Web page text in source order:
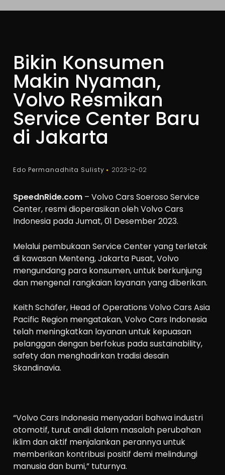
Bikin Konsumen
Makin Nyaman,
Volvo Resmikan
Service Center Baru
di Jakarta
Edo Permanadhita Sulisty 2023-12-02
SpeednRide.com – Volvo Cars Soeroso Service
Center, resmi dioperasikan oleh Volvo Cars
Indonesia pada Jumat, 01 Desember 2023.
Melalui pembukaan Service Center yang terletak
di kawasan Menteng, Jakarta Pusat, Volvo
mengundang para konsumen, untuk berkunjung
dan mengenal rangkaian layanan yang diberikan.
Keith Schäfer, Head of Operations Volvo Cars Asia
Pacific Region mengatakan, Volvo Cars Indonesia
telah meningkatkan layanan untuk kepuasan
pelanggan dengan berfokus pada sustainability,
safety dan menghadirkan tradisi desain
Skandinavia.
“Volvo Cars Indonesia menyadari bahwa industri
otomotif, turut andil dalam masalah perubahan
iklim dan aktif menjalankan perannya untuk
memberikan kontribusi positif demi melindungi
manusia dan bumi,” tuturnya.